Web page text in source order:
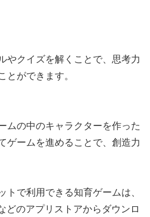
やクイズを解くことで、思考力
ができます。
ムの中のキャラクターを作った
ゲームを進めることで、創造力
で利用できる知育ゲームは、
どのアプリストアからダウンロ